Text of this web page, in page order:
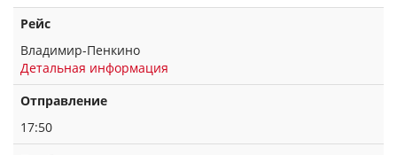
Рейс
Владимир-Пенкино
Детальная информация
Отправление
17:50